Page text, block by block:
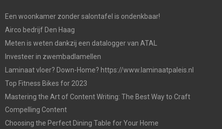
Een woonkamer zonder salontafel is ondenkbaar!
Airco bedrijf Den Haag
Meten is weten dankzij een datalogger van ATAL
Investeer in zwembadlamellen
Laminaat vloer? Down-Home? https://www.laminaatpaleis.nl
Top Fitness Bikes for 2023
Mastering the Art of Content Writing: The Best Way to Craft
Compelling Content
Choosing the Perfect Dining Table for Your Home